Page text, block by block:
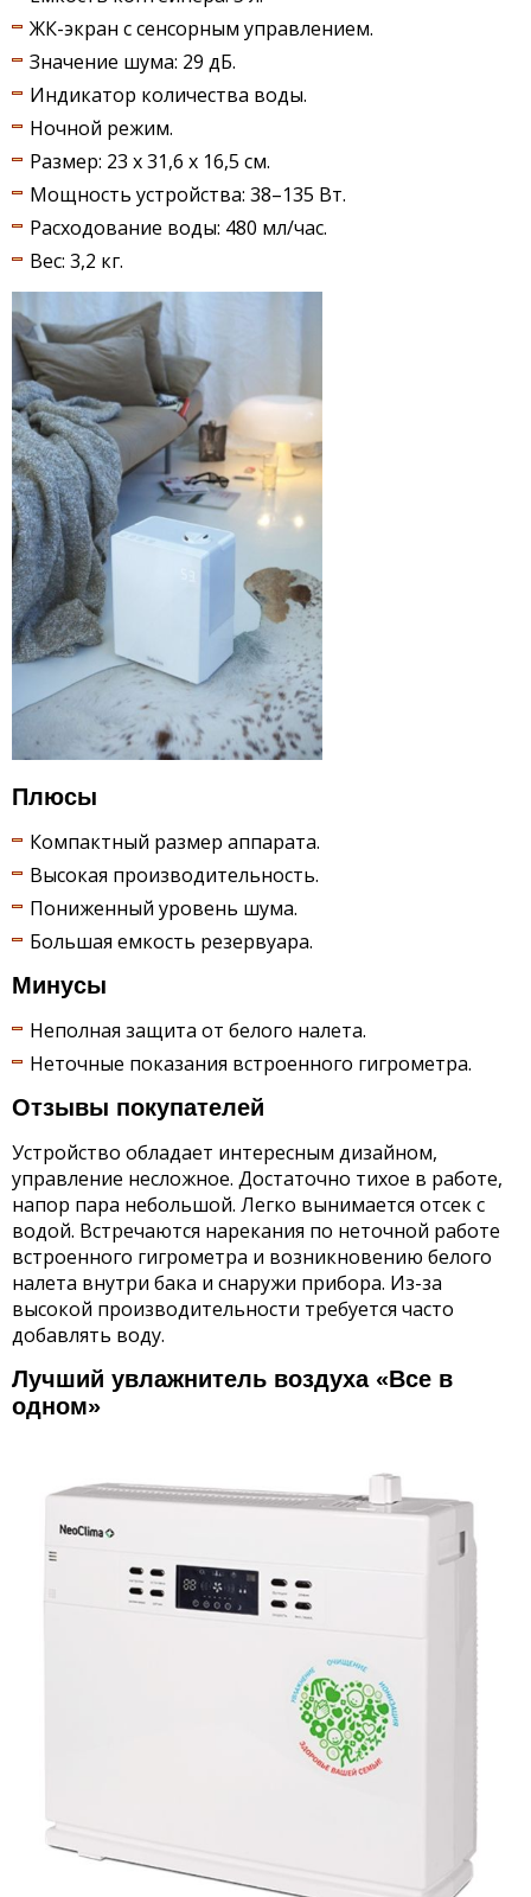
ЖК-экран с сенсорным управлением.
Значение шума: 29 дБ.
Индикатор количества воды.
Ночной режим.
Размер: 23 х 31,6 х 16,5 см.
Мощность устройства: 38–135 Вт.
Расходование воды: 480 мл/час.
Вес: 3,2 кг.
Плюсы
Компактный размер аппарата.
Высокая производительность.
Пониженный уровень шума.
Большая емкость резервуара.
Минусы
Неполная защита от белого налета.
Неточные показания встроенного гигрометра.
Отзывы покупателей
Устройство обладает интересным дизайном,
управление несложное. Достаточно тихое в работе,
напор пара небольшой. Легко вынимается отсек с
водой. Встречаются нарекания по неточной работе
встроенного гигрометра и возникновению белого
налета внутри бака и снаружи прибора. Из-за
высокой производительности требуется часто
добавлять воду.
Лучший увлажнитель воздуха «Все в
одном»